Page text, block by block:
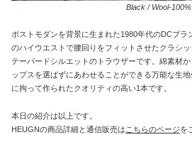
Black / Wool-100%
ポストモダンを背景に生まれた1980年代のDCブ
のハイウエストで腰回りをフィットさせたクラシ
テーパードシルエットのトラウザーです。綿素材
ップスを選ばずにあわせることができる万能な生
に拘って作られたクオリティの高い1本です。
本日の紹介は以上です。
HEUGNの商品詳細と通信販売は こちらのページを